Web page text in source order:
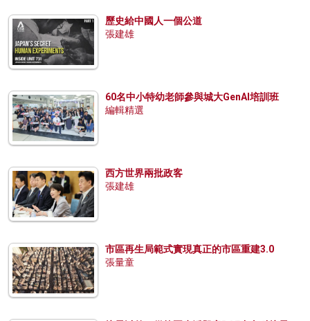
歷史給中國人一個公道
張建雄
60名中小特幼老師參與城大GenAI培訓班
編輯精選
西方世界兩批政客
張建雄
市區再生局範式實現真正的市區重建3.0
張量童